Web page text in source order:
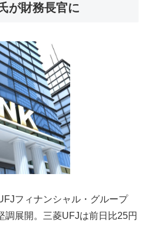
が財務長官に
フィナンシャル・グループ
調展開。三菱UFJは前日比25円